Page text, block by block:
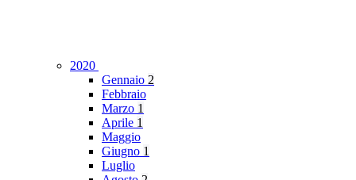
2020
Gennaio 2
Febbraio
Marzo 1
Aprile 1
Maggio
Giugno 1
Luglio